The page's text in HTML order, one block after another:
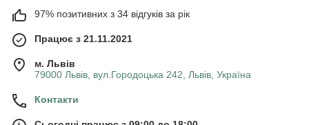
97% позитивних з 34 відгуків за рік
Працює з 21.11.2021
м. Львів
79000 Львів, вул.Городоцька 242, Львів, Україна
Контакти